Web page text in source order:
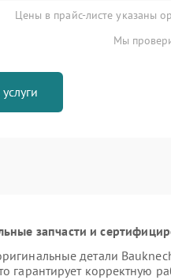
Цены в прайс-листе указаны
Мы
запчасти и
детали
гарантирует корректную